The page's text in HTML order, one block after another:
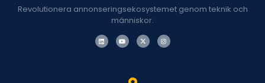
Revolutionera annonseringsekosystemet genom teknik och
människor.